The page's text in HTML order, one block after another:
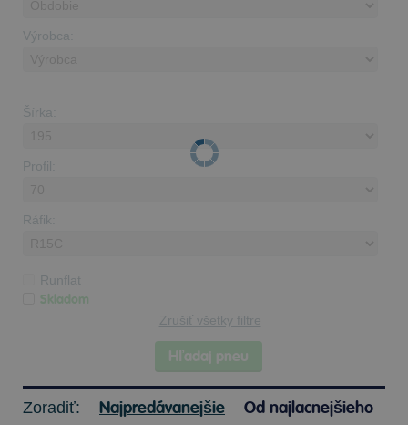
Výrobca:
Šírka:
Profil:
Ráfik:
Runflat
Skladom
Zrušiť všetky filtre
Hľadaj pneu
Zoradiť: Najpredávanejšie Od najlacnejšieho